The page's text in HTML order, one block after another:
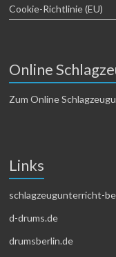
Cookie-Richtlinie (EU)
Online
Zum Online
Links
schlagzeugunterricht-
d-drums.de
drumsberlin.de